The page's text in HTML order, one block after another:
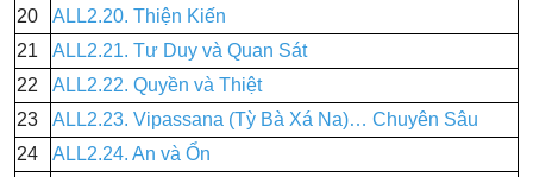
20
ALL2.20. Thiện Kiến
21
ALL2.21. Tư Duy và Quan Sát
22
ALL2.22. Quyền và Thiệt
23
ALL2.23. Vipassana (Tỳ Bà Xá Na)… Chuyên Sâu
24
ALL2.24. An và Ổn